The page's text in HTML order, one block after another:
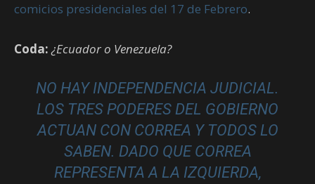
comicios presidenciales del 17 de Febrero.
Coda: ¿Ecuador o Venezuela?
NO HAY INDEPENDENCIA JUDICIAL.
LOS TRES PODERES DEL GOBIERNO
ACTUAN CON CORREA Y TODOS LO
SABEN. DADO QUE CORREA
REPRESENTA A LA IZQUIERDA,